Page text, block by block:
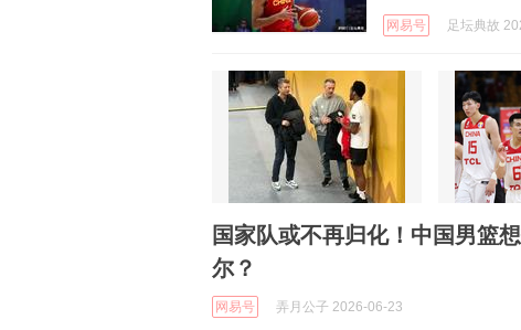
网易号 足坛典故
国家队或不再归化！中国男篮
尔？
网易号 弄月公子 2026-06-23